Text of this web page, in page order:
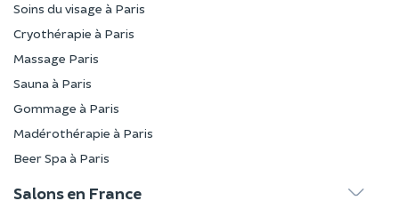
Soins du visage à Paris
Cryothérapie à Paris
Massage Paris
Sauna à Paris
Gommage à Paris
Madérothérapie à Paris
Beer Spa à Paris
Salons en France